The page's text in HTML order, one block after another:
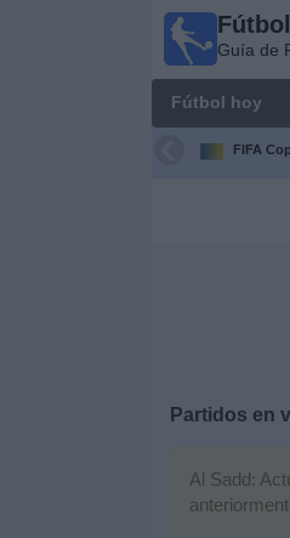
Guía de
Fútbol hoy
FIFA
Partidos en
Al Sadd: